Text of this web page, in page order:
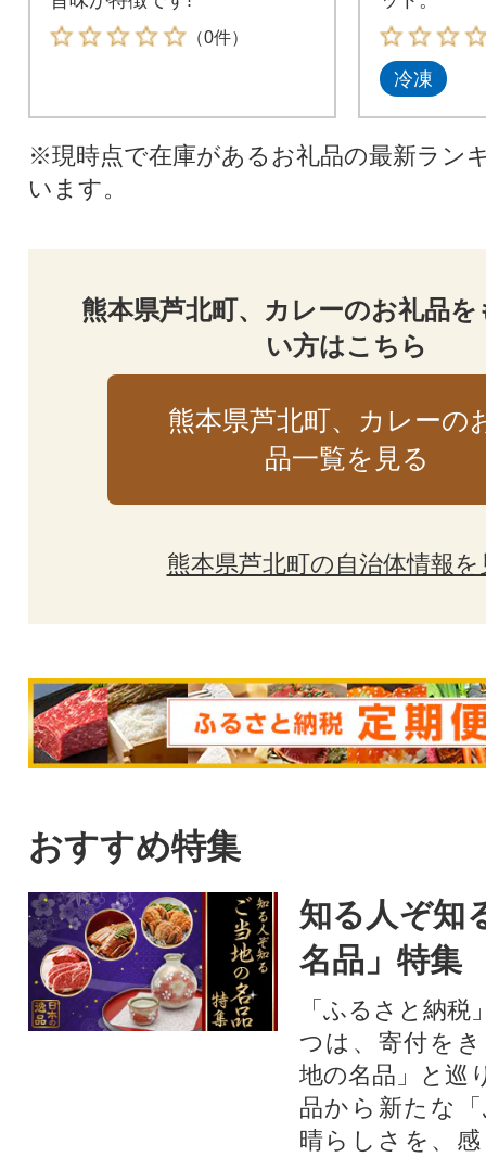
（0件）
冷凍
※現時点で在庫があるお礼品の最新ラン
います。
熊本県芦北町、カレーのお礼品
い方はこちら
熊本県芦北町、カレーの
品一覧を見る
熊本県芦北町の自治体情報を
おすすめ特集
知る人ぞ知
名品」特集
「ふるさと納
つは、寄付を
地の名品」と巡
品から新たな
晴らしさを、